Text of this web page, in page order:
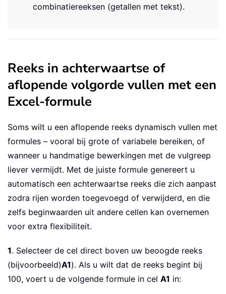
combinatiereeksen (getallen met tekst).
Reeks in achterwaartse of
aflopende volgorde vullen met een
Excel-formule
Soms wilt u een aflopende reeks dynamisch vullen met
formules – vooral bij grote of variabele bereiken, of
wanneer u handmatige bewerkingen met de vulgreep
liever vermijdt. Met de juiste formule genereert u
automatisch een achterwaartse reeks die zich aanpast
zodra rijen worden toegevoegd of verwijderd, en die
zelfs beginwaarden uit andere cellen kan overnemen
voor extra flexibiliteit.
1. Selecteer de cel direct boven uw beoogde reeks
(bijvoorbeeld)A1). Als u wilt dat de reeks begint bij
100, voert u de volgende formule in cel A1 in: